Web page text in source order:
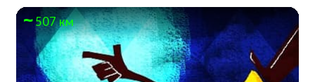
507 км